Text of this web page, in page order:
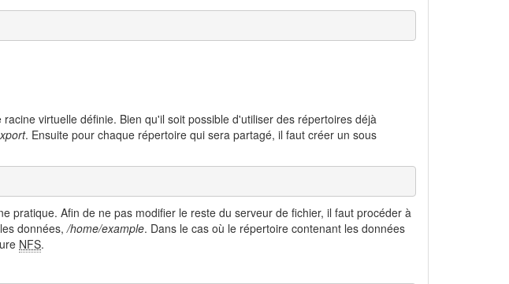
virtuelle définie. Bien qu'il soit possible d'utiliser des répertoires déjà
. Ensuite pour chaque répertoire qui sera partagé, il faut créer un sous
pratique. Afin de ne pas modifier le reste du serveur de fichier, il faut procéder à
données,/home/example. Dans le cas où le répertoire contenant les données
NFS.